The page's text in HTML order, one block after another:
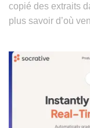
copié des extraits
plus savoir d’où